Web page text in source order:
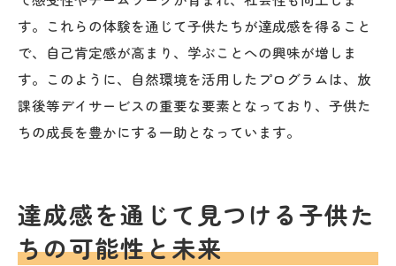
す。これらの体験を通じて子供たちが達成感を得ること
で、自己肯定感が高まり、学ぶことへの興味が増しま
す。このように、自然環境を活用したプログラムは、放
課後等デイサービスの重要な要素となっており、子供た
ちの成長を豊かにする一助となっています。
達成感を通じて見つける子供た
ちの可能性と未来